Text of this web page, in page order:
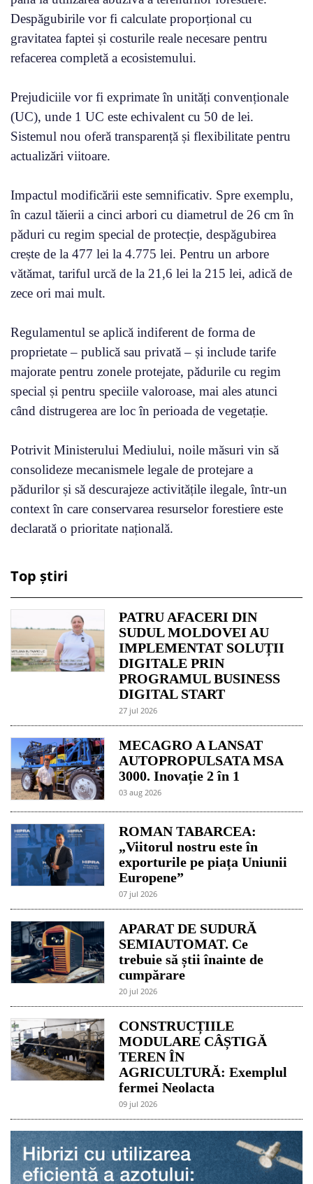
Despăgubirile vor fi calculate proporțional cu
gravitatea faptei și costurile reale necesare pentru
refacerea completă a ecosistemului.
Prejudiciile vor fi exprimate în unități convenționale
(UC), unde 1 UC este echivalent cu 50 de lei.
Sistemul nou oferă transparență și flexibilitate pentru
actualizări viitoare.
Impactul modificării este semnificativ. Spre exemplu,
în cazul tăierii a cinci arbori cu diametrul de 26 cm în
păduri cu regim special de protecție, despăgubirea
crește de la 477 lei la 4.775 lei. Pentru un arbore
vătămat, tariful urcă de la 21,6 lei la 215 lei, adică de
zece ori mai mult.
Regulamentul se aplică indiferent de forma de
proprietate – publică sau privată – și include tarife
majorate pentru zonele protejate, pădurile cu regim
special și pentru speciile valoroase, mai ales atunci
când distrugerea are loc în perioada de vegetație.
Potrivit Ministerului Mediului, noile măsuri vin să
consolideze mecanismele legale de protejare a
pădurilor și să descurajeze activitățile ilegale, într-un
context în care conservarea resurselor forestiere este
declarată o prioritate națională.
Top știri
PATRU AFACERI DIN
SUDUL MOLDOVEI AU
IMPLEMENTAT SOLUȚII
DIGITALE PRIN
PROGRAMUL BUSINESS
DIGITAL START
27 jul 2026
MECAGRO A LANSAT
AUTOPROPULSATA MSA
3000. Inovație 2 în 1
03 aug 2026
ROMAN TABARCEA:
„Viitorul nostru este în
exporturile pe piața Uniunii
Europene”
07 jul 2026
APARAT DE SUDURĂ
SEMIAUTOMAT. Ce
trebuie să știi înainte de
cumpărare
20 jul 2026
CONSTRUCȚIILE
MODULARE CÂȘTIGĂ
TEREN ÎN
AGRICULTURĂ: Exemplul
fermei Neolacta
09 jul 2026